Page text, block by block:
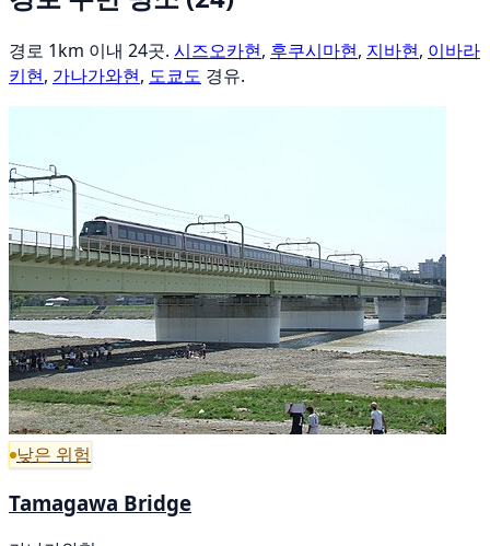
경로 1km 이내 24곳. 시즈오카현, 후쿠시마현, 지바현, 이바라
키현, 가나가와현, 도쿄도 경유.
낮은 위험
Tamagawa Bridge